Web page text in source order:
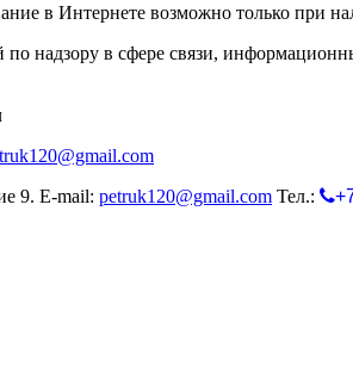
в Интернете возможно только при
надзору в сфере связи,
9. E-mail: petruk120@gmail.com Тел.: